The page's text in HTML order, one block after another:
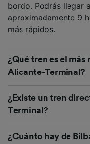
bordo. Podrás llegar
aproximadamente 9
más rápidos.
¿Qué tren es el más
Alicante-Terminal?
¿Existe un tren
Terminal?
¿Cuánto hay de